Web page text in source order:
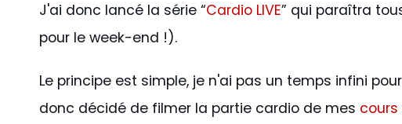
J'ai donc lancé la série “Cardio LIVE” qui paraîtra
pour le week-end !).
Le principe est simple, je n'ai pas un temps infini
donc décidé de filmer la partie cardio de mes cours